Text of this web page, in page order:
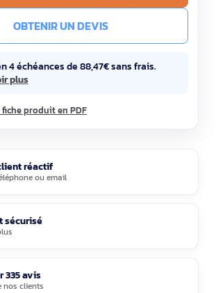
OBTENIR UN DEVIS
4 échéances de 88,47€ sans frais.
plus
produit en PDF
réactif
ouemail
sécurisé
335 avis
nos clients